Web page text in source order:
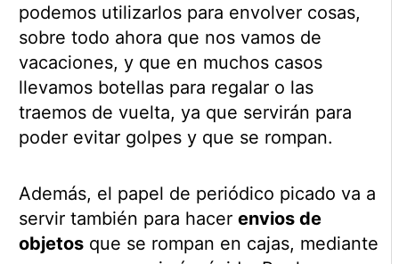
podemos utilizarlos para envolver cosas,
sobre todo ahora que nos vamos de
vacaciones, y que en muchos casos
llevamos botellas para regalar o las
traemos de vuelta, ya que servirán para
poder evitar golpes y que se rompan.
Además, el papel de periódico picado va a
servir también para hacer envios de
objetosque se rompan en cajas, mediante